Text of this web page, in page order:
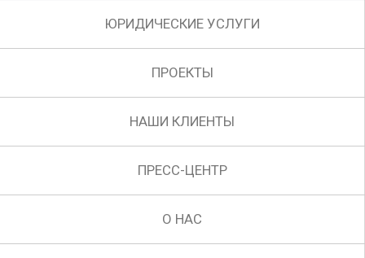
ЮРИДИЧЕСКИЕ УСЛУГИ
ПРОЕКТЫ
НАШИ КЛИЕНТЫ
ПРЕСС-ЦЕНТР
О НАС